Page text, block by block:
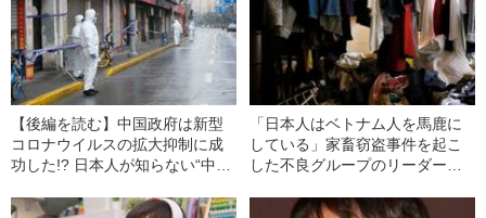
【後編を読む】中国政府は新型
コロナウイルスの拡大抑制に成
功した!? 日本人が知らない“中国
実”
「日本人はベトナム人を馬鹿に
している」家畜窃盗事件を起こ
した不良グループのリーダーが
機”《勃興する外国人マフィア》